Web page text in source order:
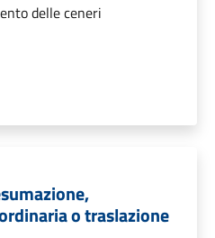
delle ceneri
o traslazione